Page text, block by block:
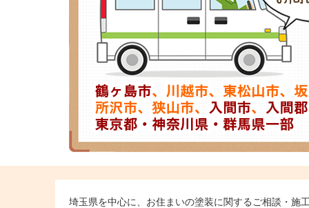
埼玉県を中心に、お住まいの塗装に関するご相談・施